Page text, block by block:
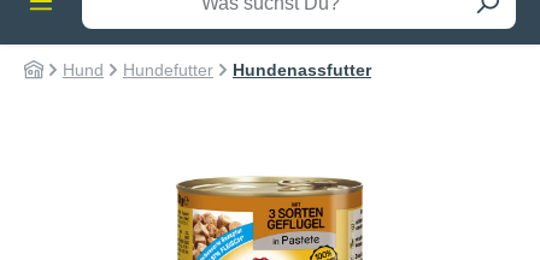
Hund Hundefutter Hundenassfutter